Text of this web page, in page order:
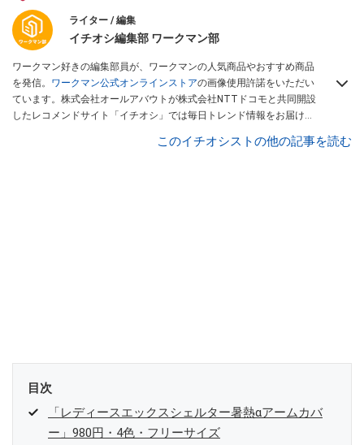
ライター / 編集
イチオシ編集部 ワークマン部
ワークマン好きの編集部員が、ワークマンの人気商品やおすすめ商品
を発信。 ワークマン公式オンラインストアの画像使用許諾をいただい
ています。株式会社オールアバウトが株式会社NTTドコモと共同開設
したレコメンドサイト「イチオシ」では毎日トレンド情報をお届け。
このイチオシストの他の記事を読む
目次
「レディースエックスシェルター暑熱αアームカバ
ー」980円・4色・フリーサイズ